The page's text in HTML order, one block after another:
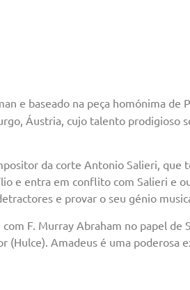
e baseado na peça homónima de
Áustria, cujo talento prodigioso
da corte Antonio Salieri, que
e entra em conflito com Salieri e
e provar o seu génio
F. Murray Abraham no papel de
Amadeus é uma poderosa